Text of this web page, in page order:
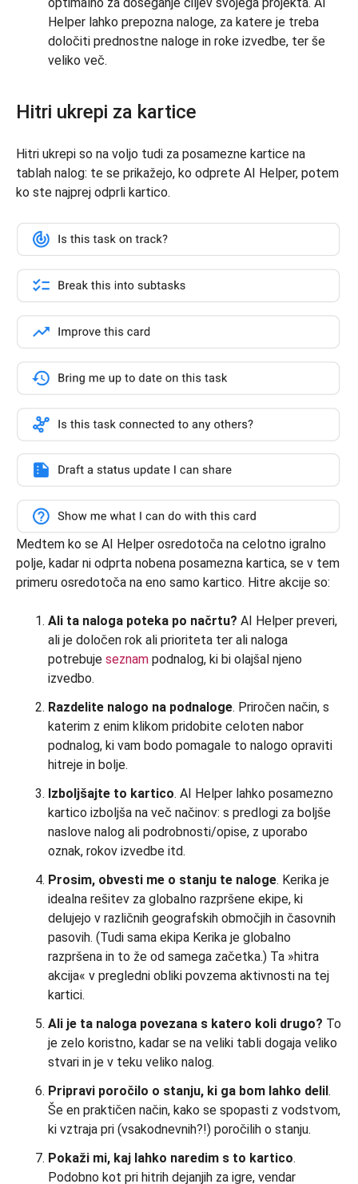
Helper lahko prepozna naloge, za katere je treba
določiti prednostne naloge in roke izvedbe, ter še
veliko več.
Hitri ukrepi za kartice
Hitri ukrepi so na voljo tudi za posamezne kartice na
tablah nalog: te se prikažejo, ko odprete AI Helper, potem
ko ste najprej odprli kartico.
Medtem ko se AI Helper osredotoča na celotno igralno
polje, kadar ni odprta nobena posamezna kartica, se v tem
primeru osredotoča na eno samo kartico. Hitre akcije so:
Ali ta naloga poteka po načrtu? AI Helper preveri,
ali je določen rok ali prioriteta ter ali naloga
potrebuje seznam podnalog, ki bi olajšal njeno
izvedbo.
Razdelite nalogo na podnaloge. Priročen način, s
katerim z enim klikom pridobite celoten nabor
podnalog, ki vam bodo pomagale to nalogo opraviti
hitreje in bolje.
Izboljšajte to kartico. AI Helper lahko posamezno
kartico izboljša na več načinov: s predlogi za boljše
naslove nalog ali podrobnosti/opise, z uporabo
oznak, rokov izvedbe itd.
Prosim, obvesti me o stanju te naloge. Kerika je
idealna rešitev za globalno razpršene ekipe, ki
delujejo v različnih geografskih območjih in časovnih
pasovih. (Tudi sama ekipa Kerika je globalno
razpršena in to že od samega začetka.) Ta »hitra
akcija« v pregledni obliki povzema aktivnosti na tej
kartici.
Ali je ta naloga povezana s katero koli drugo? To
je zelo koristno, kadar se na veliki tabli dogaja veliko
stvari in je v teku veliko nalog.
Pripravi poročilo o stanju, ki ga bom lahko delil .
Še en praktičen način, kako se spopasti z vodstvom,
ki vztraja pri (vsakodnevnih?!) poročilih o stanju.
Pokaži mi, kaj lahko naredim s to kartico.
Podobno kot pri hitrih dejanjih za igre, vendar